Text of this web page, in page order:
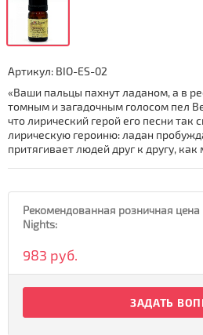
Артикул: BIO-ES-02
«Ваши пальцы пахнут ладаном, а в
томным и загадочным голосом пел
что лирический герой его песни так
лирическую героиню: ладан
притягивает людей друг к другу,
Рекомендованная розничная
Nights:
983 руб.
ЗАДАТЬ